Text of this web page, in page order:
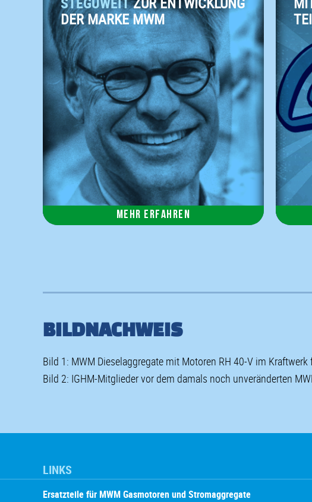
DER MARKE MWM
Mehr erfahren
BILDNACHWEIS
Bild 1: MWM Dieselaggregate mit Motoren RH 40-V im
Bild 2: IGHM-Mitglieder vor dem damals noch unveränderten
LINKS
Ersatzteile für MWM Gasmotoren und Stromaggregate